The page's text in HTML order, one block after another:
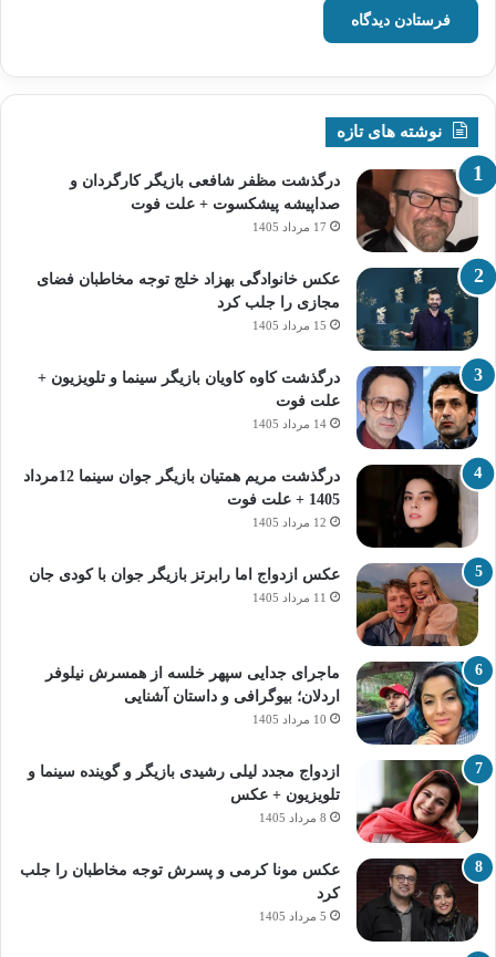
نوشته های تازه
درگذشت مظفر شافعی بازیگر کارگردان و
صداپیشه پیشکسوت + علت فوت
17 مرداد 1405
عکس خانوادگی بهزاد خلج توجه مخاطبان فضای
مجازی را جلب کرد
15 مرداد 1405
درگذشت کاوه کاویان بازیگر سینما و تلویزیون +
علت فوت
14 مرداد 1405
درگذشت مریم همتیان بازیگر جوان سینما 12مرداد
1405 + علت فوت
12 مرداد 1405
عکس ازدواج اما رابرتز بازیگر جوان با کودی جان
11 مرداد 1405
ماجرای جدایی سپهر خلسه از همسرش نیلوفر
اردلان؛ بیوگرافی و داستان آشنایی
10 مرداد 1405
ازدواج مجدد لیلی رشیدی بازیگر و گوینده سینما و
تلویزیون + عکس
8 مرداد 1405
عکس مونا کرمی و پسرش توجه مخاطبان را جلب
کرد
5 مرداد 1405